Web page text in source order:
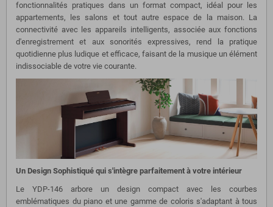
fonctionnalités pratiques dans un format compact, idéal pour les
appartements, les salons et tout autre espace de la maison. La
connectivité avec les appareils intelligents, associée aux fonctions
d'enregistrement et aux sonorités expressives, rend la pratique
quotidienne plus ludique et efficace, faisant de la musique un élément
indissociable de votre vie courante.
Un Design Sophistiqué qui s'intègre parfaitement à votre intérieur
Le YDP-146 arbore un design compact avec les courbes
emblématiques du piano et une gamme de coloris s'adaptant à tous